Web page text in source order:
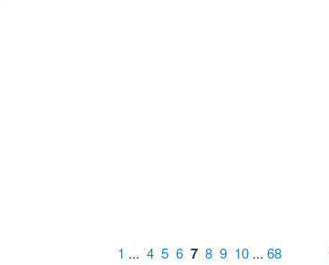
1 ... 4 5 6 7 8 9 10 ... 68